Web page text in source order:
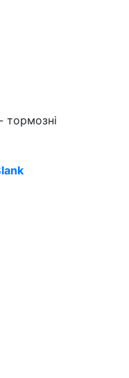
тормозні